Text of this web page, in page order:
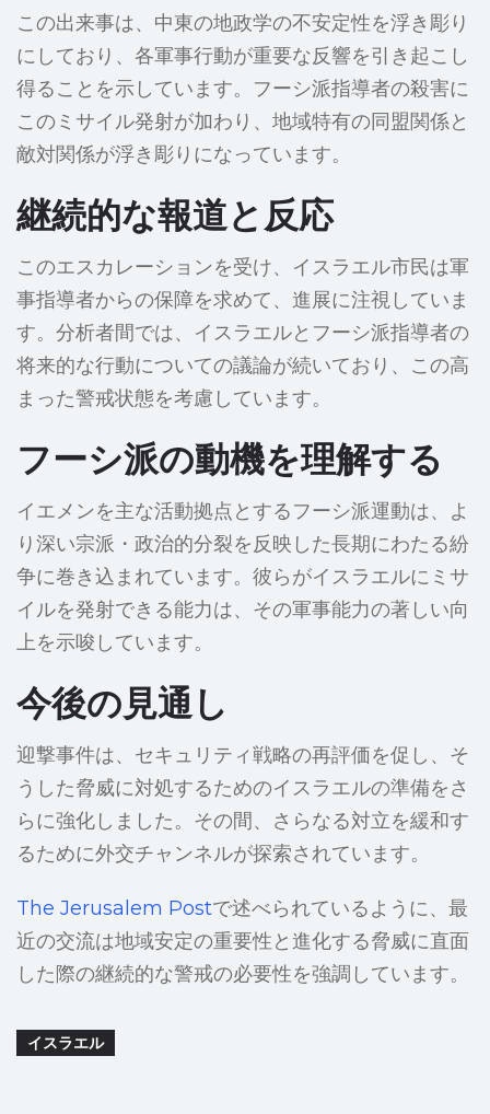
この出来事は、中東の地政学の不安定性を浮き彫り
にしており、各軍事行動が重要な反響を引き起こし
得ることを示しています。フーシ派指導者の殺害に
このミサイル発射が加わり、地域特有の同盟関係と
敵対関係が浮き彫りになっています。
継続的な報道と反応
このエスカレーションを受け、イスラエル市民は軍
事指導者からの保障を求めて、進展に注視していま
す。分析者間では、イスラエルとフーシ派指導者の
将来的な行動についての議論が続いており、この高
まった警戒状態を考慮しています。
フーシ派の動機を理解する
イエメンを主な活動拠点とするフーシ派運動は、よ
り深い宗派・政治的分裂を反映した長期にわたる紛
争に巻き込まれています。彼らがイスラエルにミサ
イルを発射できる能力は、その軍事能力の著しい向
上を示唆しています。
今後の見通し
迎撃事件は、セキュリティ戦略の再評価を促し、そ
うした脅威に対処するためのイスラエルの準備をさ
らに強化しました。その間、さらなる対立を緩和す
るために外交チャンネルが探索されています。
The Jerusalem Postで述べられているように、最
近の交流は地域安定の重要性と進化する脅威に直面
した際の継続的な警戒の必要性を強調しています。
イスラエル